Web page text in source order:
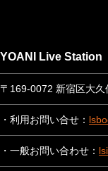
YOANI Live Station
〒169-0072 新宿区大
・利用お問い合せ：
・一般お問い合わせ：